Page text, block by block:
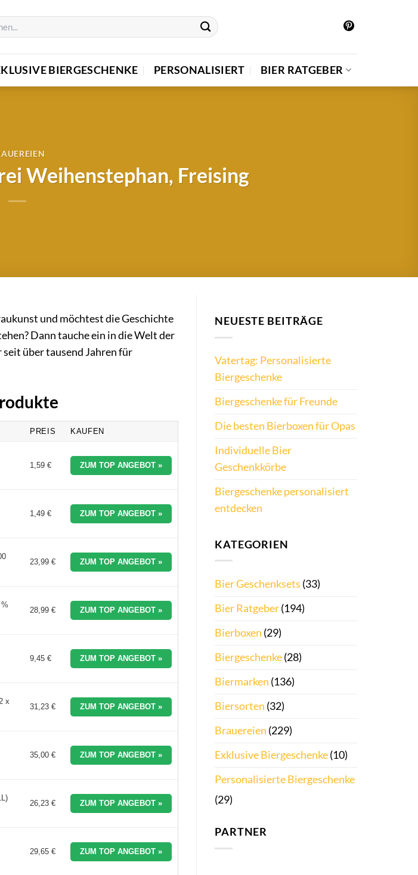
BIERGESCHENKE PERSONALISIERT BIER RATGEBER
Weihenstephan, Freising
und möchtest die Geschichte
Dann tauche ein in die Welt der
über tausend Jahren für
PREIS KAUFEN
1,59 € ZUM TOP ANGEBOT »
1,49 € ZUM TOP ANGEBOT »
23,99 € ZUM TOP ANGEBOT »
28,99 € ZUM TOP ANGEBOT »
9,45 € ZUM TOP ANGEBOT »
x
31,23 € ZUM TOP ANGEBOT »
35,00 € ZUM TOP ANGEBOT »
26,23 € ZUM TOP ANGEBOT »
29,65 € ZUM TOP ANGEBOT »
NEUESTE BEITRÄGE
Vatertag: Personalisierte
Biergeschenke
Biergeschenke für Freunde
Die besten Bierboxen für Opas
Individuelle Bier
Geschenkkörbe
Biergeschenke personalisiert
entdecken
KATEGORIEN
Bier Geschenksets (33)
Bier Ratgeber(194)
Bierboxen (29)
Biergeschenke(28)
Biermarken (136)
Biersorten (32)
Brauereien (229)
Exklusive Biergeschenke(10)
Personalisierte Biergeschenke
(29)
PARTNER